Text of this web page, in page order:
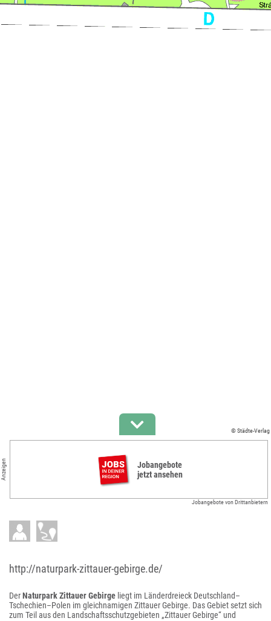
© Städte-Verlag
Anzeigen
Jobangebote
jetzt ansehen
Jobangebote von Drittanbietern
http://naturpark-zittauer-gebirge.de/
DerNaturpark Zittauer Gebirge liegt im Länderdreieck Deutschland–
Tschechien–Polen im gleichnamigen Zittauer Gebirge. Das Gebiet setzt sich
zum Teil aus den Landschaftsschutzgebieten „Zittauer Gebirge“ und